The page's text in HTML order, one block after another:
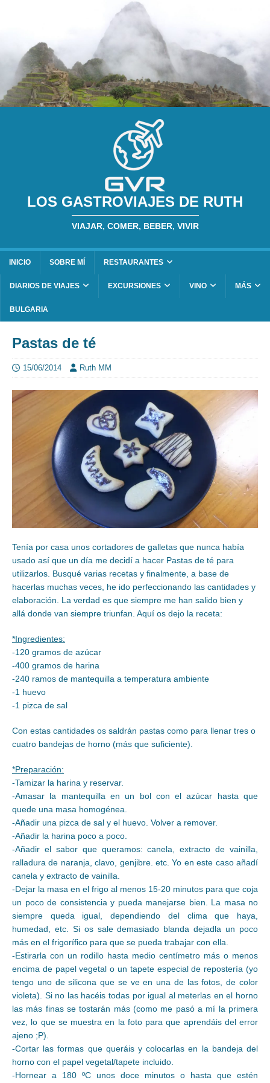
LOS GASTROVIAJES DE RUTH
VIAJAR, COMER, BEBER, VIVIR
INICIO SOBRE MÍ RESTAURANTES
DIARIOS DE VIAJES EXCURSIONES VINO MÁS
BULGARIA
Pastas de té
15/06/2014 Ruth MM
Tenía por casa unos cortadores de galletas que nunca había
usado así que un día me decidí a hacer Pastas de té para
utilizarlos. Busqué varias recetas y finalmente, a base de
hacerlas muchas veces, he ido perfeccionando las cantidades y
elaboración. La verdad es que siempre me han salido bien y
allá donde van siempre triunfan. Aquí os dejo la receta:
*Ingredientes:
-120 gramos de azúcar
-400 gramos de harina
-240 ramos de mantequilla a temperatura ambiente
-1 huevo
-1 pizca de sal
Con estas cantidades os saldrán pastas como para llenar tres o
cuatro bandejas de horno (más que suficiente).
*Preparación:
-Tamizar la harina y reservar.
-Amasar la mantequilla en un bol con el azúcar hasta que
quede una masa homogénea.
-Añadir una pizca de sal y el huevo. Volver a remover.
-Añadir la harina poco a poco.
-Añadir el sabor que queramos: canela, extracto de vainilla,
ralladura de naranja, clavo, genjibre. etc. Yo en este caso añadí
canela y extracto de vainilla.
-Dejar la masa en el frigo al menos 15-20 minutos para que coja
un poco de consistencia y pueda manejarse bien. La masa no
siempre queda igual, dependiendo del clima que haya,
humedad, etc. Si os sale demasiado blanda dejadla un poco
más en el frigorífico para que se pueda trabajar con ella.
-Estirarla con un rodillo hasta medio centímetro más o menos
encima de papel vegetal o un tapete especial de repostería (yo
tengo uno de silicona que se ve en una de las fotos, de color
violeta). Si no las hacéis todas por igual al meterlas en el horno
las más finas se tostarán más (como me pasó a mí la primera
vez, lo que se muestra en la foto para que aprendáis del error
ajeno ;P).
-Cortar las formas que queráis y colocarlas en la bandeja del
horno con el papel vegetal/tapete incluido.
-Hornear a 180 ºC unos doce minutos o hasta que estén